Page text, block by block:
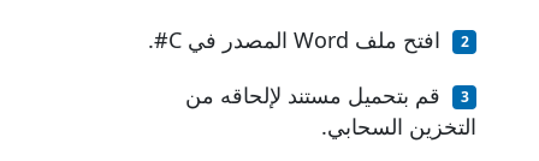
افتح ملف Word المصدر في C#.
قم بتحميل مستند لإلحاقه من
التخزين السحابي.